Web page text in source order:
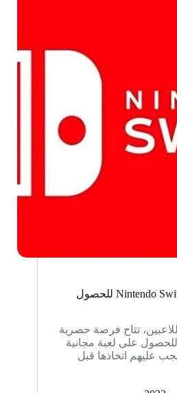
فرصة حصرية للاعبي Nintendo Switch للحصول
تتاح فرصة حصرية
للاعبي Nintendo Switch للحصول على لعبة مجانية
عليهم اتخاذها قبل